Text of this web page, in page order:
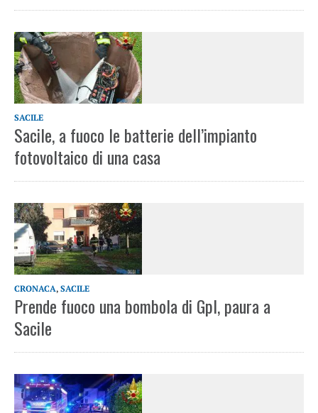
SACILE
Sacile, a fuoco le batterie dell’impianto
fotovoltaico di una casa
CRONACA, SACILE
Prende fuoco una bombola di Gpl, paura a
Sacile